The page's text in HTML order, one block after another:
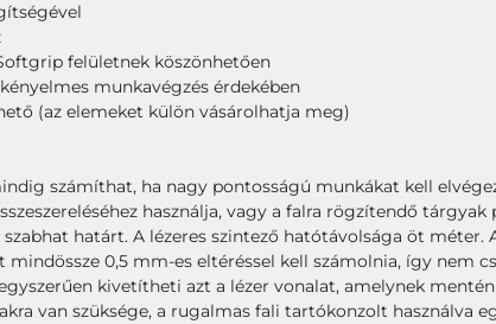
felületnek köszönhetően
munkavégzés érdekében
(az elemeket külön vásárolhatja meg)
számíthat, ha nagy pontosságú munkákat kell
használja, vagy a falra rögzítendő
határt. A lézeres szintező hatótávolsága öt
0,5 mm-es eltéréssel kell számolnia, így nem
kivetítheti azt a lézer vonalat, amelynek
van szüksége, a rugalmas fali tartókonzolt használva